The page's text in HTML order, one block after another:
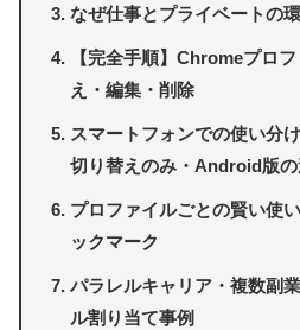
なぜ仕事とプライベートの
【完全手順】Chromeプロ
え・編集・削除
スマートフォンでの使い分
切り替えのみ・Android版
プロファイルごとの賢い使
ックマーク
パラレルキャリア・複数副
ル割り当て事例